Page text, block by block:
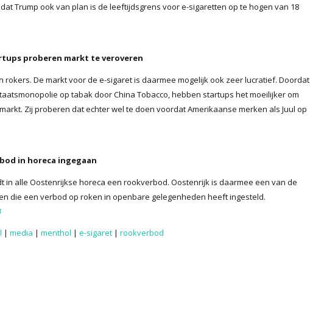
Trump ook van plan is de leeftijdsgrens voor e-sigaretten op te hogen van 18
proberen markt te veroveren
rokers. De markt voor de e-sigaret is daarmee mogelijk ook zeer lucratief. Doordat
op tabak door China Tobacco, hebben startups het moeilijker om
Zij proberen dat echter wel te doen voordat Amerikaanse merken als Juul op
in horeca ingegaan
in alle Oostenrijkse horeca een rookverbod. Oostenrijk is daarmee een van de
die een verbod op roken in openbare gelegenheden heeft ingesteld.
| media | menthol | e-sigaret | rookverbod